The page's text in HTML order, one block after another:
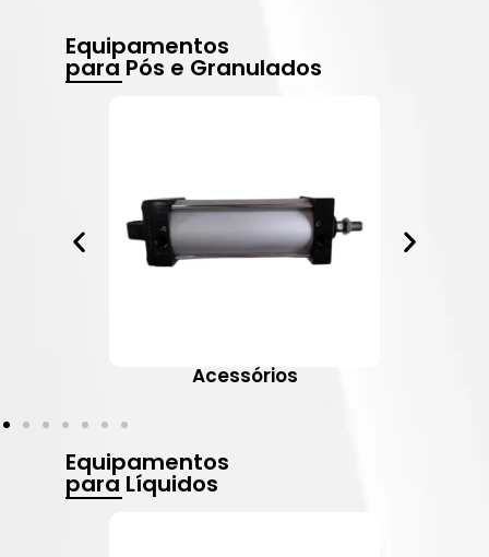
Equipamentos
para Pós e Granulados
Acessórios
Equipamentos
para Líquidos